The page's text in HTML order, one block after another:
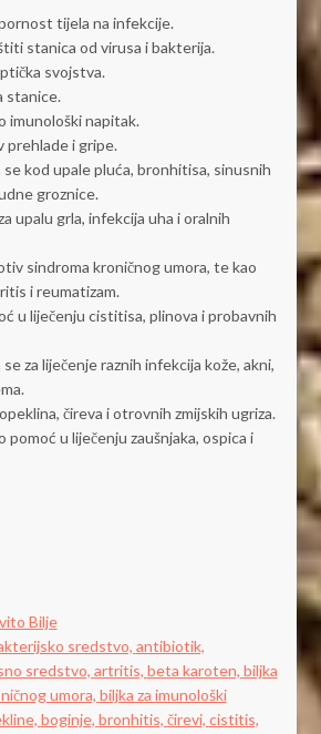
tijela na infekcije.
stanica od virusa i bakterija.
svojstva.
stanice.
imunološki napitak.
prehlade i gripe.
kod upale pluća, bronhitisa, sinusnih
groznice.
upalu grla, infekcija uha i oralnih
sindroma kroničnog umora, te kao
i reumatizam.
u liječenju cistitisa, plinova i probavnih
za liječenje raznih infekcija kože, akni,
čireva i otrovnih zmijskih ugriza.
pomoć u liječenju zaušnjaka, ospica i
Bilje
sredstvo, antibiotik,
sredstvo, artritis, beta karoten, biljka
umora, biljka za imunološki
boginje, bronhitis, čirevi, cistitis,